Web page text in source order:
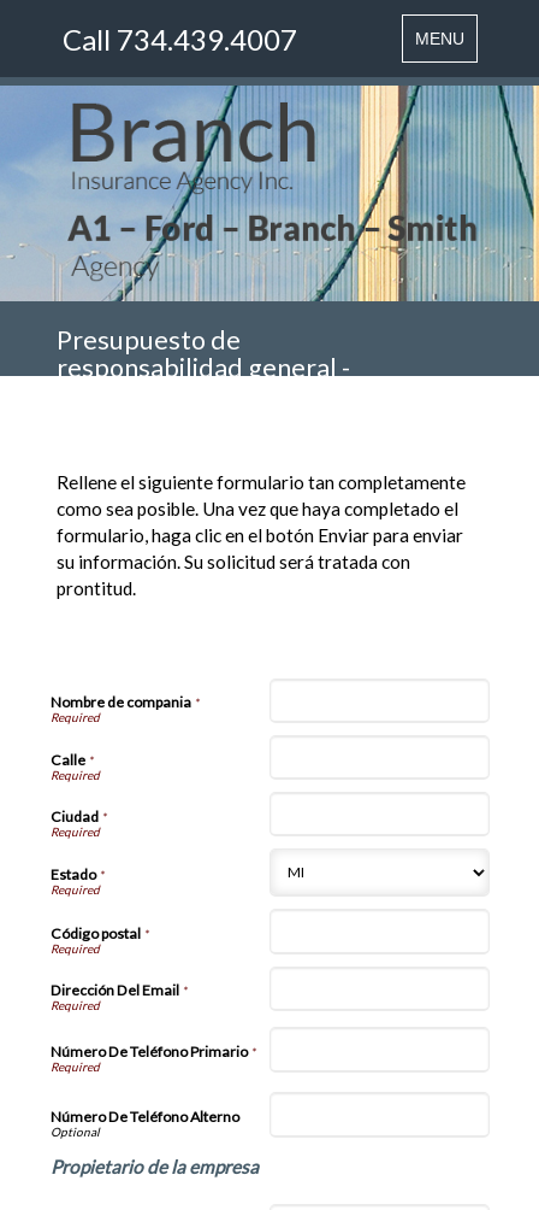
Toggle
navigation
MENU
Call 734.439.4007
Presupuesto de
responsabilidad general -
Rellene el siguiente formulario tan completamente
como sea posible. Una vez que haya completado el
formulario, haga clic en el botón Enviar para enviar
su información. Su solicitud será tratada con
prontitud.
Nombre de compania*
Calle*
Ciudad *
Estado*
Código postal *
Dirección Del Email *
Número De Teléfono Primario*
Número De Teléfono Alterno
Propietario de la empresa